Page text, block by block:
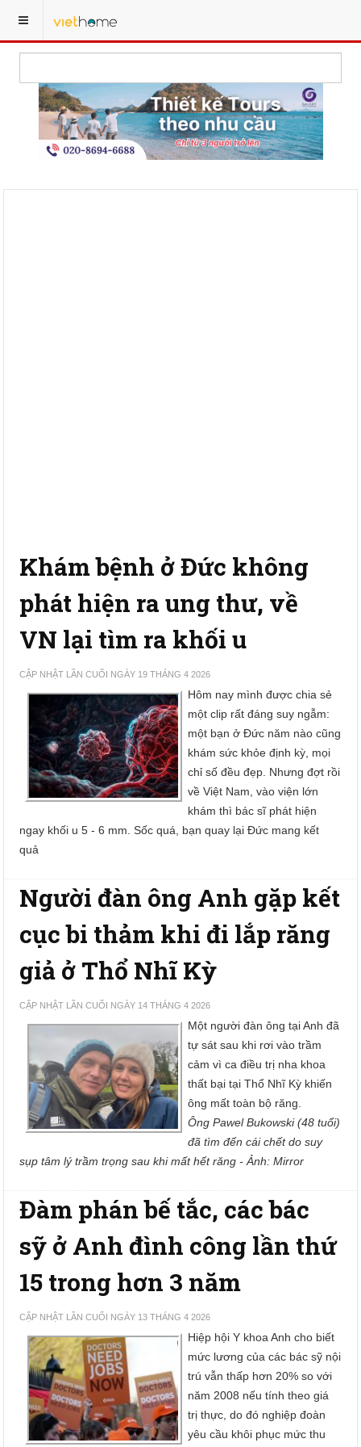
Khám bệnh ở Đức không
phát hiện ra ung thư, về
VN lại tìm ra khối u
CẬP NHẬT LẦN CUỐI NGÀY 19 THÁNG 4 2026
Hôm nay mình được chia sẻ
một clip rất đáng suy ngẫm:
một bạn ở Đức năm nào cũng
khám sức khỏe định kỳ, mọi
chỉ số đều đẹp. Nhưng đợt rồi
về Việt Nam, vào viện lớn
khám thì bác sĩ phát hiện
ngay khối u 5 - 6 mm. Sốc quá, bạn quay lại Đức mang kết
quả
Người đàn ông Anh gặp kết
cục bi thảm khi đi lắp răng
giả ở Thổ Nhĩ Kỳ
CẬP NHẬT LẦN CUỐI NGÀY 14 THÁNG 4 2026
Một người đàn ông tại Anh đã
tự sát sau khi rơi vào trầm
cảm vì ca điều trị nha khoa
thất bại tại Thổ Nhĩ Kỳ khiến
ông mất toàn bộ răng.
Ông Pawel Bukowski (48 tuổi)
đã tìm đến cái chết do suy
sụp tâm lý trầm trọng sau khi mất hết răng - Ảnh: Mirror
Đàm phán bế tắc, các bác
sỹ ở Anh đình công lần thứ
15 trong hơn 3 năm
CẬP NHẬT LẦN CUỐI NGÀY 13 THÁNG 4 2026
Hiệp hội Y khoa Anh cho biết
mức lương của các bác sỹ nội
trú vẫn thấp hơn 20% so với
năm 2008 nếu tính theo giá
trị thực, do đó nghiệp đoàn
yêu cầu khôi phục mức thu